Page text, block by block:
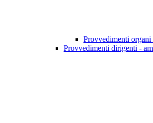
Provvedimenti
Provvedimenti dirigenti -